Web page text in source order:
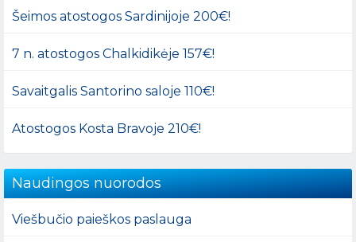
Šeimos atostogos Sardinijoje 200€!
7 n. atostogos Chalkidikėje 157€!
Savaitgalis Santorino saloje 110€!
Atostogos Kosta Bravoje 210€!
Naudingos nuorodos
Viešbučio paieškos paslauga